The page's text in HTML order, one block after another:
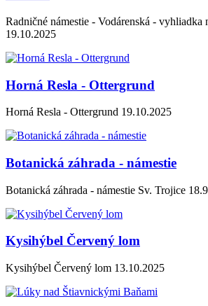
Radničné námestie - Vodárenská - vyhliadka
19.10.2025
Horná Resla - Ottergrund
Horná Resla - Ottergrund 19.10.2025
Botanická záhrada - námestie
Botanická záhrada - námestie Sv. Trojice
Kysihýbel Červený lom
Kysihýbel Červený lom 13.10.2025